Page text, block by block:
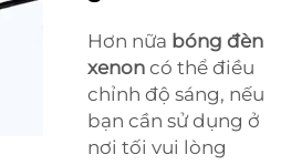
Hơn nữa bóng đèn
xenon có thể điều
chỉnh độ sáng, nếu
bạn cần sử dụng ở
nơi tối vui lòng